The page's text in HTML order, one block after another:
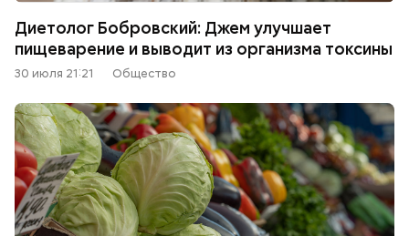
Диетолог Бобровский: Джем улучшает
пищеварение и выводит из организма токсины
30 июля 21:21 Общество